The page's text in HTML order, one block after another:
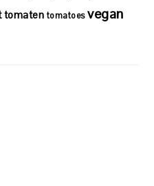
tomaten tomatoes vegan